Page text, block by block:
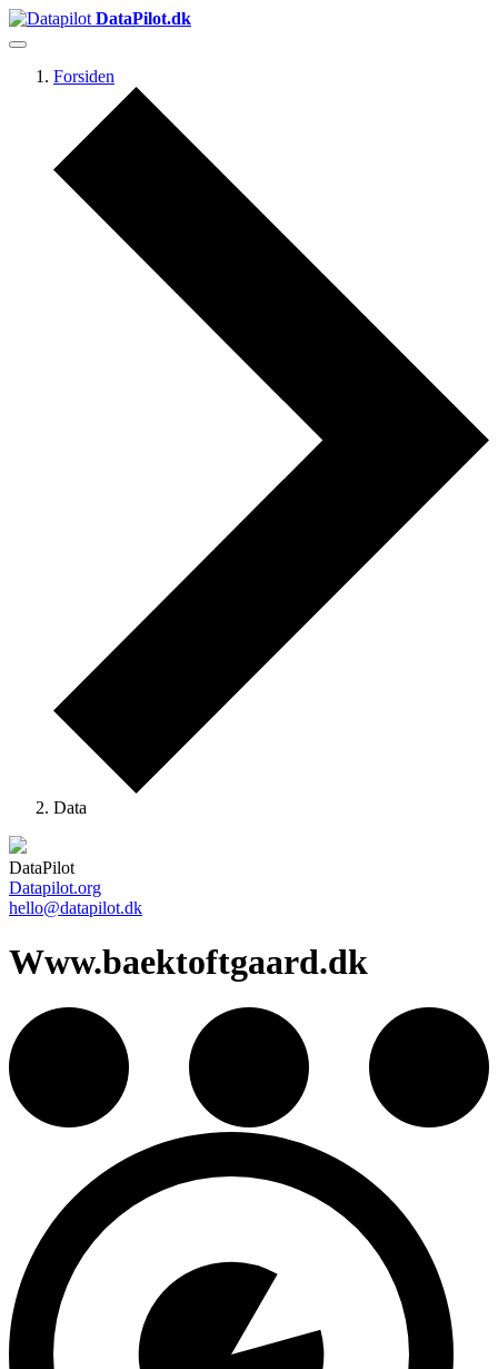
DataPilot.dk
Forsiden
Data
DataPilot
Datapilot.org
hello@datapilot.dk
Www.baektoftgaard.dk